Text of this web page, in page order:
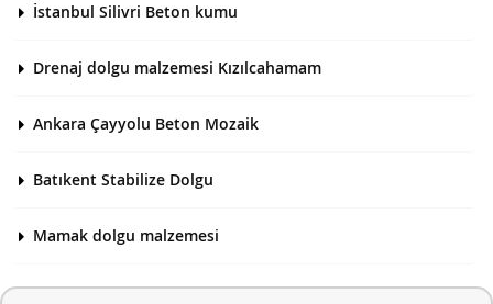
İstanbul Silivri Beton kumu
Drenaj dolgu malzemesi Kızılcahamam
Ankara Çayyolu Beton Mozaik
Batıkent Stabilize Dolgu
Mamak dolgu malzemesi